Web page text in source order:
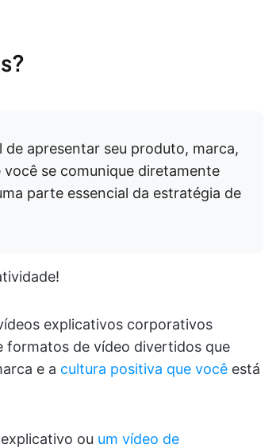
apresentar seu produto, marca,
se comunique diretamente
parte essencial da estratégia de
explicativos corporativos
formatos de vídeo divertidos que
e a cultura positiva que você está
ou um vídeo de